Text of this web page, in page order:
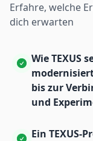
Erfahre, welche
dich erwarten
Wie TEXUS
bis zur
und
Ein TEXUS-